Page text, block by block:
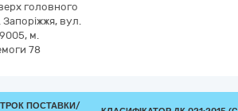
головного
вул.
м.
78
ПОСТАВКИ/